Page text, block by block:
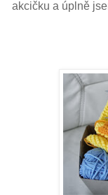
akcičku a úplně